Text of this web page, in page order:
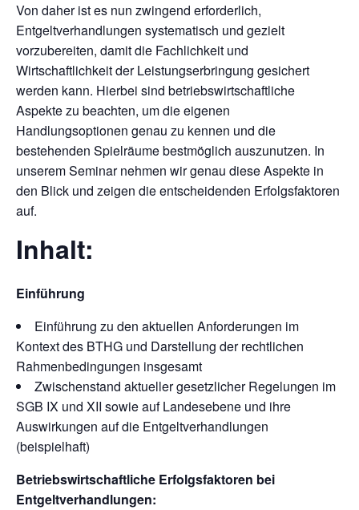
Von daher ist es nun zwingend erforderlich,
Entgeltverhandlungen systematisch und gezielt
vorzubereiten, damit die Fachlichkeit und
Wirtschaftlichkeit der Leistungserbringung gesichert
werden kann. Hierbei sind betriebswirtschaftliche
Aspekte zu beachten, um die eigenen
Handlungsoptionen genau zu kennen und die
bestehenden Spielräume bestmöglich auszunutzen. In
unserem Seminar nehmen wir genau diese Aspekte in
den Blick und zeigen die entscheidenden Erfolgsfaktoren
auf.
Inhalt:
Einführung
Einführung zu den aktuellen Anforderungen im
Kontext des BTHG und Darstellung der rechtlichen
Rahmenbedingungen insgesamt
Zwischenstand aktueller gesetzlicher Regelungen im
SGB IX und XII sowie auf Landesebene und ihre
Auswirkungen auf die Entgeltverhandlungen
(beispielhaft)
Betriebswirtschaftliche Erfolgsfaktoren bei
Entgeltverhandlungen: